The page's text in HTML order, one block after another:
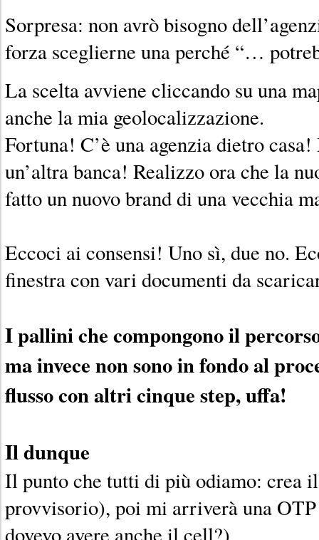
Sorpresa: non avrò bisogno
forza sceglierne una perché “…
La scelta avviene cliccando su una
anche la mia geolocalizzazione.
Fortuna! C’è una agenzia dietro
un’altra banca! Realizzo ora che la
fatto un nuovo brand di una vecchia
Eccoci ai consensi! Uno sì, due no.
finestra con vari documenti da
I pallini che compongono il
ma invece non sono in fondo al
flusso con altri cinque step, uffa!
Il dunque
Il punto che tutti di più odiamo: crea
provvisorio), poi mi arriverà una
dovevo avere anche il cell?)